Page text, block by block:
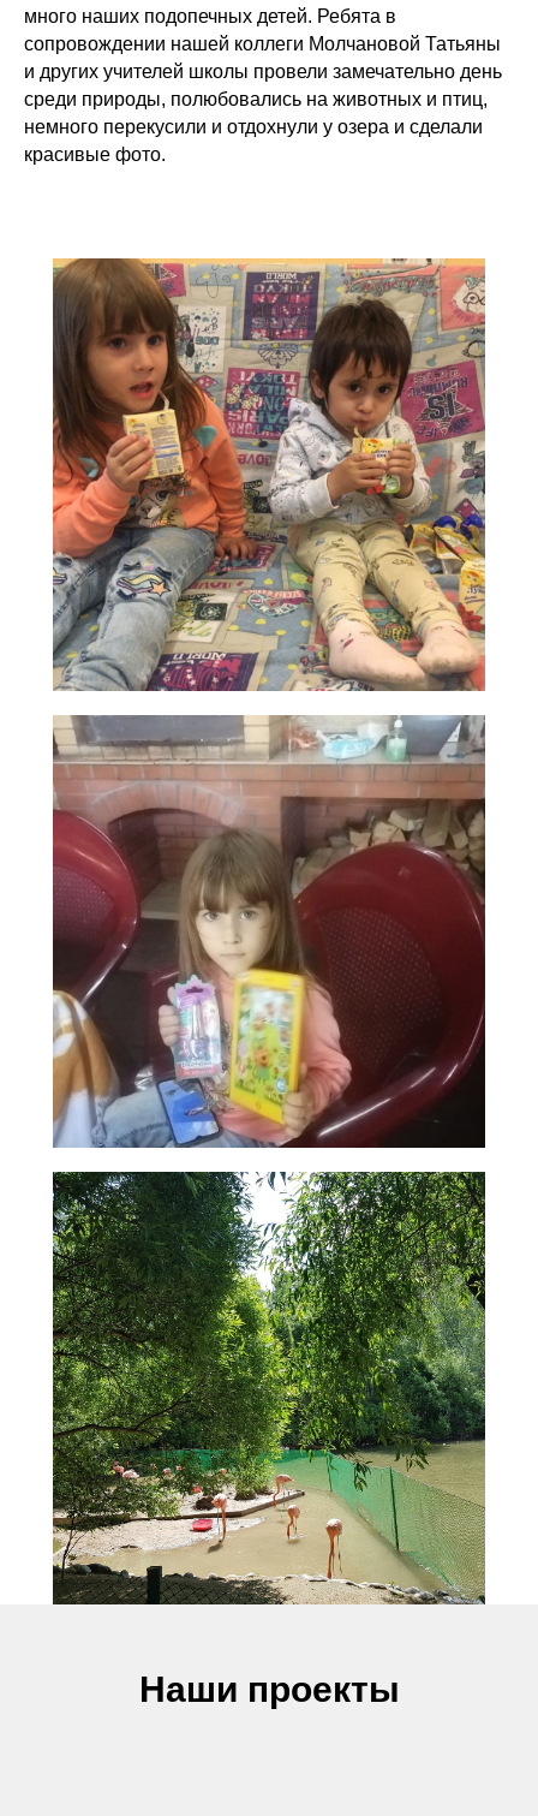
много наших подопечных детей. Ребята в
сопровождении нашей коллеги Молчановой Татьяны
и других учителей школы провели замечательно день
среди природы, полюбовались на животных и птиц,
немного перекусили и отдохнули у озера и сделали
красивые фото.
Наши проекты